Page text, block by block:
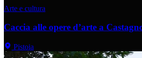
Arte e cultura
Caccia alle opere d’arte a
Pistoia